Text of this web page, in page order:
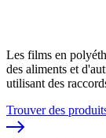
Les films en
des aliments et
utilisant des
Trouver des